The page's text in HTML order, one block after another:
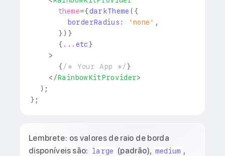
theme={darkTheme ( {
        borderRadius
: 'none' ,
} ) }
{ ... etc }
>
{ /* Your App */ }
</RainbowKitProvider>
) ;
} ;
Lembrete: os valores de raio de borda
disponíveis são:
large (padrão), medium ,